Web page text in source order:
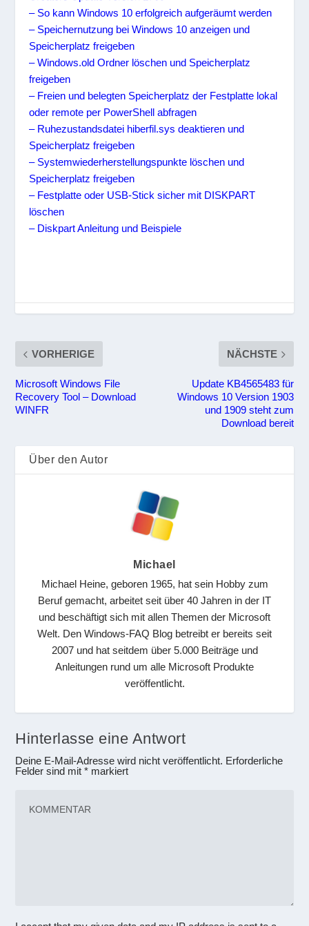
– So kann Windows 10 erfolgreich aufgeräumt werden
– Speichernutzung bei Windows 10 anzeigen und
Speicherplatz freigeben
– Windows.old Ordner löschen und Speicherplatz
freigeben
– Freien und belegten Speicherplatz der Festplatte lokal
oder remote per PowerShell abfragen
– Ruhezustandsdatei hiberfil.sys deaktieren und
Speicherplatz freigeben
– Systemwiederherstellungspunkte löschen und
Speicherplatz freigeben
– Festplatte oder USB-Stick sicher mit DISKPART
löschen
– Diskpart Anleitung und Beispiele
VORHERIGE
Microsoft Windows File
Recovery Tool – Download
WINFR
NÄCHSTE
Update KB4565483 für
Windows 10 Version 1903
und 1909 steht zum
Download bereit
Über den Autor
Michael
Michael Heine, geboren 1965, hat sein Hobby zum
Beruf gemacht, arbeitet seit über 40 Jahren in der IT
und beschäftigt sich mit allen Themen der Microsoft
Welt. Den Windows-FAQ Blog betreibt er bereits seit
2007 und hat seitdem über 5.000 Beiträge und
Anleitungen rund um alle Microsoft Produkte
veröffentlicht.
Hinterlasse eine Antwort
Deine E-Mail-Adresse wird nicht veröffentlicht. Erforderliche
Felder sind mit* markiert